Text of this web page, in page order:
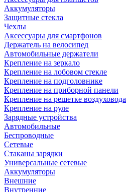
Аккумуляторы
Защитные стекла
Чехлы
Аксессуары для смартфонов
Держатель на велосипед
Автомобильные держатели
Крепление на зеркало
Крепление на лобовом стекле
Крепление на подголовнике
Крепление на приборной панели
Крепление на решетке воздуховода
Крепление на руле
Зарядные устройства
Автомобильные
Беспроводные
Сетевые
Стаканы зарядки
Универсальные сетевые
Аккумуляторы
Внешние
Внутренние